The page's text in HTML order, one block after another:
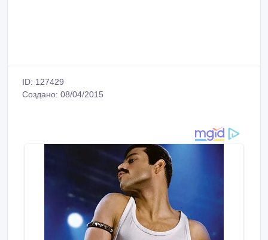
ID: 127429
Создано: 08/04/2015